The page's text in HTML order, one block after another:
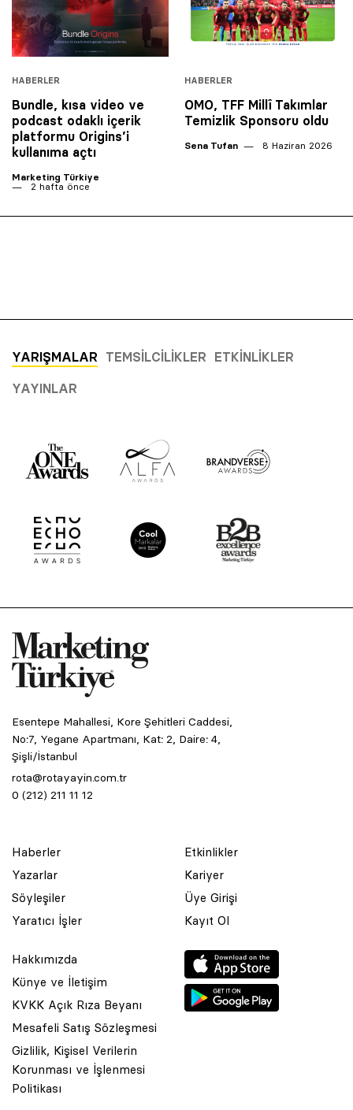
HABERLER
Bundle, kısa video ve
podcast odaklı içerik
platformu Origins’i
kullanıma açtı
Marketing Türkiye
2 hafta önce
HABERLER
OMO, TFF Millî Takımlar
Temizlik Sponsoru oldu
Sena Tufan 8 Haziran 2026
YARIŞMALAR TEMSILCILIKLER ETKINLIKLER
YAYINLAR
Esentepe Mahallesi, Kore Şehitleri Caddesi,
No:7, Yegane Apartmanı, Kat: 2, Daire: 4,
Şişli/İstanbul
rota@rotayayin.com.tr
0 (212) 211 11 12
Haberler
Yazarlar
Söyleşiler
Yaratıcı İşler
Etkinlikler
Kariyer
Üye Girişi
Kayıt Ol
Hakkımızda
Künye ve İletişim
KVKK Açık Rıza Beyanı
Mesafeli Satış Sözleşmesi
Gizlilik, Kişisel Verilerin
Korunması ve İşlenmesi
Politikası
© 2001 Rota Yayın Yapım Tanıtım Tic. Ltd. Şti. Bu Sitede Bulunan